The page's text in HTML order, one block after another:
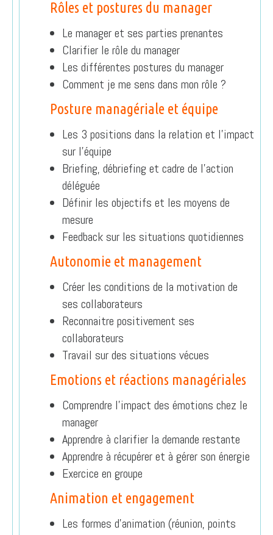
Rôles et postures du manager
Le manager et ses parties prenantes
Clarifier le rôle du manager
Les différentes postures du manager
Comment je me sens dans mon rôle ?
Posture managériale et équipe
Les 3 positions dans la relation et l’impact
sur l’équipe
Briefing, débriefing et cadre de l’action
déléguée
Définir les objectifs et les moyens de
mesure
Feedback sur les situations quotidiennes
Autonomie et management
Créer les conditions de la motivation de
ses collaborateurs
Reconnaitre positivement ses
collaborateurs
Travail sur des situations vécues
Emotions et réactions managériales
Comprendre l’impact des émotions chez le
manager
Apprendre à clarifier la demande restante
Apprendre à récupérer et à gérer son énergie
Exercice en groupe
Animation et engagement
Les formes d’animation (réunion, points